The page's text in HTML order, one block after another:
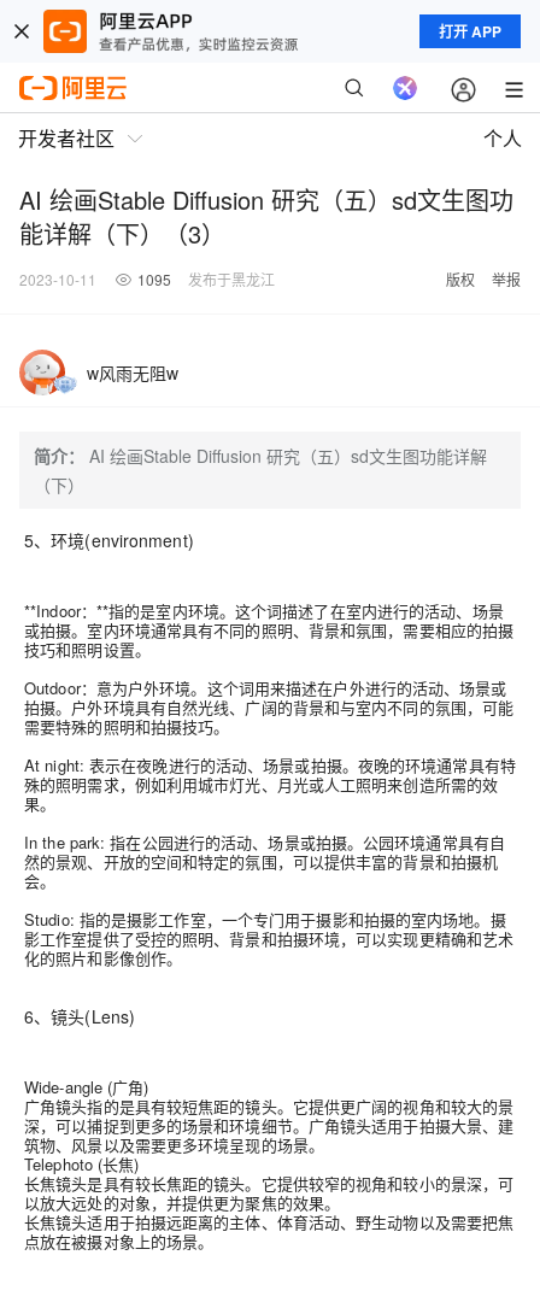
打开 APP
开发者社区 个人
AI 绘画Stable Diffusion 研究（五）sd文生图功
能详解（下）（3）
2023-10-11 1095 发布于黑龙江 版权 举报
w风雨无阻w
简介：
AI 绘画Stable Diffusion 研究（五）sd文生图功能详解
（下）
5、环境(environment)
**Indoor：**指的是室内环境。这个词描述了在室内进行的活动、场景
或拍摄。室内环境通常具有不同的照明、背景和氛围，需要相应的拍摄
技巧和照明设置。
Outdoor：意为户外环境。这个词用来描述在户外进行的活动、场景或
拍摄。户外环境具有自然光线、广阔的背景和与室内不同的氛围，可能
需要特殊的照明和拍摄技巧。
At night: 表示在夜晚进行的活动、场景或拍摄。夜晚的环境通常具有特
殊的照明需求，例如利用城市灯光、月光或人工照明来创造所需的效
果。
In the park: 指在公园进行的活动、场景或拍摄。公园环境通常具有自
然的景观、开放的空间和特定的氛围，可以提供丰富的背景和拍摄机
会。
Studio: 指的是摄影工作室，一个专门用于摄影和拍摄的室内场地。摄
影工作室提供了受控的照明、背景和拍摄环境，可以实现更精确和艺术
化的照片和影像创作。
6、镜头(Lens)
Wide-angle (广角)
广角镜头指的是具有较短焦距的镜头。它提供更广阔的视角和较大的景
深，可以捕捉到更多的场景和环境细节。广角镜头适用于拍摄大景、建
筑物、风景以及需要更多环境呈现的场景。
Telephoto (长焦)
长焦镜头是具有较长焦距的镜头。它提供较窄的视角和较小的景深，可
以放大远处的对象，并提供更为聚焦的效果。
长焦镜头适用于拍摄远距离的主体、体育活动、野生动物以及需要把焦
点放在被摄对象上的场景。